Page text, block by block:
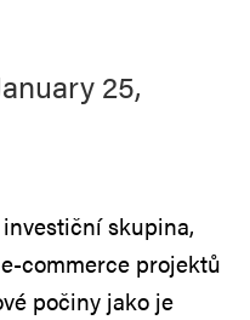
25,
skupina,
commerce projektů
počiny jako je